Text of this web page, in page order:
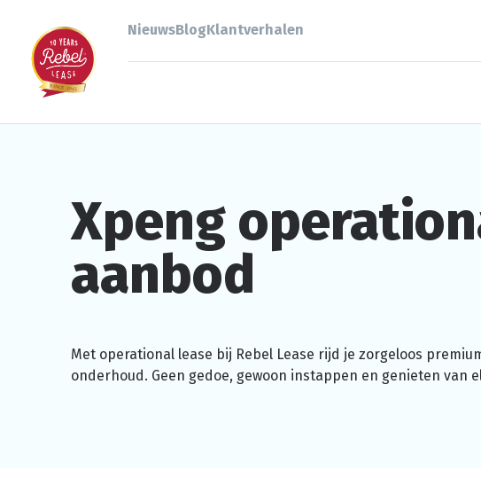
NieuwsBlogKlantverhalen
Xpeng
aanbod
Met operational lease bij Rebel Lease rijd je zorgeloos
onderhoud. Geen gedoe, gewoon instappen en genieten van